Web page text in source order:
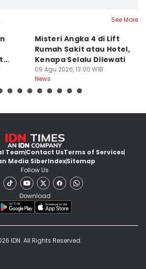
See More
Misteri Angka 4 di Lift
Rumah Sakit atau Hotel,
Kenapa Selalu Dilewati
09 Agu 2026, 13:00 WIB
News
TeamContact UsTerms of Services
Media SiberIndexSitemap
Follow Us
Download
IDN. All Rights Reserved.